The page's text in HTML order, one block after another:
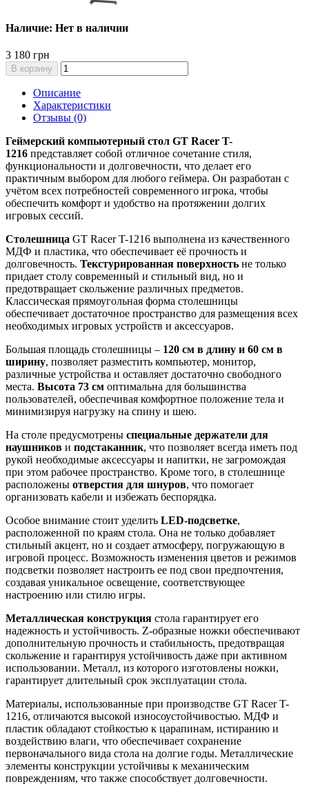
Наличие: Нет в наличии
3 180 грн
В корзину
Описание
Характеристики
Отзывы (0)
Геймерский компьютерный стол GT Racer T-
1216 представляет собой отличное сочетание стиля,
функциональности и долговечности, что делает его
практичным выбором для любого геймера. Он разработан с
учётом всех потребностей современного игрока, чтобы
обеспечить комфорт и удобство на протяжении долгих
игровых сессий.
Столешница GT Racer T-1216 выполнена из качественного
МДФ и пластика, что обеспечивает её прочность и
долговечность. Текстурированная поверхность не только
придает столу современный и стильный вид, но и
предотвращает скольжение различных предметов.
Классическая прямоугольная форма столешницы
обеспечивает достаточное пространство для размещения всех
необходимых игровых устройств и аксессуаров.
Большая площадь столешницы – 120 см в длину и 60 см в
ширину, позволяет разместить компьютер, монитор,
различные устройства и оставляет достаточно свободного
места. Высота 73 см оптимальна для большинства
пользователей, обеспечивая комфортное положение тела и
минимизируя нагрузку на спину и шею.
На столе предусмотрены специальные держатели для
наушников и подстаканник, что позволяет всегда иметь под
рукой необходимые аксессуары и напитки, не загромождая
при этом рабочее пространство. Кроме того, в столешнице
расположены отверстия для шнуров, что помогает
организовать кабели и избежать беспорядка.
Особое внимание стоит уделить LED-подсветке,
расположенной по краям стола. Она не только добавляет
стильный акцент, но и создает атмосферу, погружающую в
игровой процесс. Возможность изменения цветов и режимов
подсветки позволяет настроить ее под свои предпочтения,
создавая уникальное освещение, соответствующее
настроению или стилю игры.
Металлическая конструкция стола гарантирует его
надежность и устойчивость. Z-образные ножки обеспечивают
дополнительную прочность и стабильность, предотвращая
скольжение и гарантируя устойчивость даже при активном
использовании. Металл, из которого изготовлены ножки,
гарантирует длительный срок эксплуатации стола.
Материалы, использованные при производстве GT Racer T-
1216, отличаются высокой износоустойчивостью. МДФ и
пластик обладают стойкостью к царапинам, истиранию и
воздействию влаги, что обеспечивает сохранение
первоначального вида стола на долгие годы. Металлические
элементы конструкции устойчивы к механическим
повреждениям, что также способствует долговечности.